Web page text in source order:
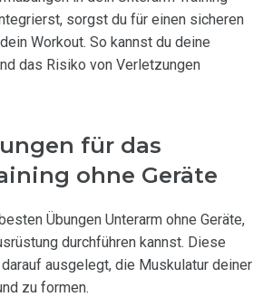
sorgst du für einen sicheren
Workout. So kannst du deine
das Risiko von Verletzungen
für das
ohne Geräte
Übungen Unterarm ohne Geräte,
durchführen kannst. Diese
ausgelegt, die Muskulatur deiner
zu formen.